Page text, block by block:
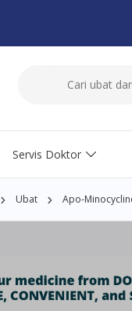
Servis Doktor
Ubat Apo-